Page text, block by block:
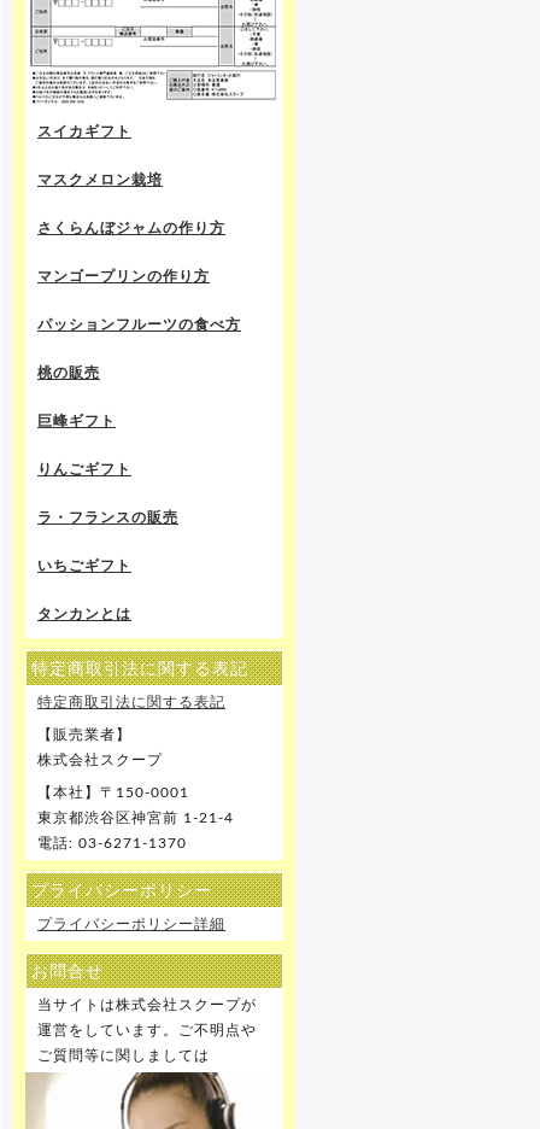
スイカギフト
マスクメロン栽培
さくらんぼジャムの作り方
マンゴープリンの作り方
パッションフルーツの食べ方
桃の販売
巨峰ギフト
りんごギフト
ラ・フランスの販売
いちごギフト
タンカンとは
特定商取引法に関する表記
特定商取引法に関する表記
【販売業者】
株式会社スクープ
【本社】〒150-0001
東京都渋谷区神宮前 1-21-4
電話: 03-6271-1370
プライバシーポリシー
プライバシーポリシー詳細
お問合せ
当サイトは株式会社スクープが
運営をしています。ご不明点や
ご質問等に関しましては